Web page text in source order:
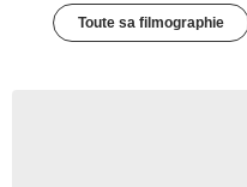
Toute sa filmographie